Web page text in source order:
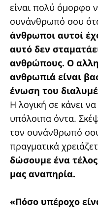
είναι πολύ όμορφο
συνάνθρωπό σου
άνθρωποι αυτοί
αυτό δεν
ανθρώπους. Ο
ανθρωπιά είναι
ένωση του
Η λογική σε κάνει
υπόλοιπα όντα.
τον συνάνθρωπό
πραγματικά
δώσουμε ένα
μας αναπηρία.
«Πόσο υπέροχο